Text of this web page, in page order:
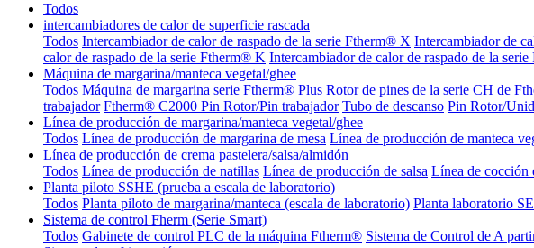
Todos
intercambiadores de calor de superficie rascada
Todos Intercambiador de calor de raspado de la serie Ftherm® X Intercambiador de
calor de raspado de la serie Ftherm® K Intercambiador de calor de raspado de la
Máquina de margarina/manteca vegetal/ghee
Todos Máquina de margarina serie Ftherm® Plus Rotor de pines de la serie CH de
trabajador Ftherm® C2000 Pin Rotor/Pin trabajador Tubo de descanso Pin Rotor/
Línea de producción de margarina/manteca vegetal/ghee
Todos Línea de producción de margarina de mesa Línea de producción de manteca
Línea de producción de crema pastelera/salsa/almidón
Todos Línea de producción de natillas Línea de producción de salsa Línea de cocción
Planta piloto SSHE (prueba a escala de laboratorio)
Todos Planta piloto de margarina/manteca (escala de laboratorio) Planta laboratorio
Sistema de control Fherm (Serie Smart)
Todos Gabinete de control PLC de la máquina Ftherm® Sistema de Control de A